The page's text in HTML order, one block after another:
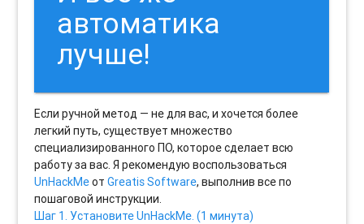
автоматика
лучше!
Если ручной метод — не для вас, и хочется более
легкий путь, существует множество
специализированного ПО, которое сделает всю
работу за вас. Я рекомендую воспользоваться
UnHackMeотGreatis Software, выполнив все по
пошаговой инструкции.
Шаг 1. Установите UnHackMe. (1 минута)